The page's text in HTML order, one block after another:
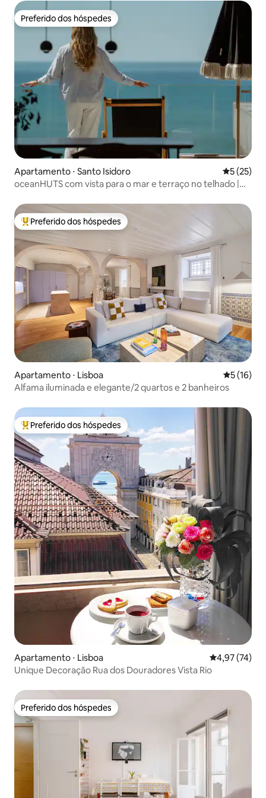
Preferido dos hóspedes
Preferido dos hóspedes
Apartamento ⋅ Santo Isidoro 5 de uma
5 (25)
oceanHUTS com vista para o mar e terraço no telhado |
Entre os melhores preferidos dos hóspedes
Preferido dos hóspedes
Apartamento ⋅ Lisboa 5 de uma
5 (16)
Alfama iluminada e elegante/2 quartos e 2 banheiros
Entre os melhores preferidos dos hóspedes
Preferido dos hóspedes
Apartamento ⋅ Lisboa 4,97 de uma
4,97 (74)
Unique Decoração Rua dos Douradores Vista Rio
Preferido dos hóspedes
Preferido dos hóspedes